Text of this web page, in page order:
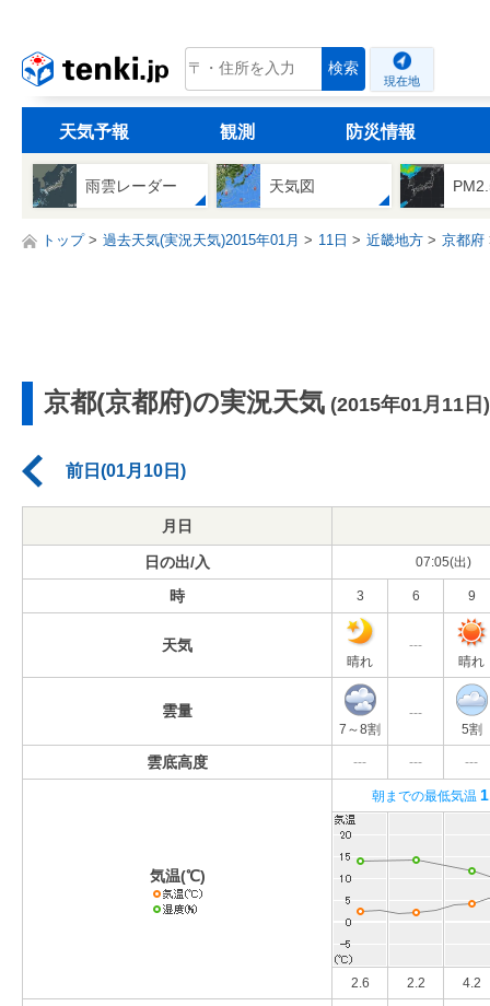
tenki.jp 検索
現在地
天気予報 観測 防災情報
雨雲レーダー 天気図
トップ 過去天気(実況天気)2015年01月 11日 近畿地方 京都府
京都(京都府)の実況天気 (2015年01月11日)
前日(01月10日)
月日
日の出/入 07:05(出)
時 3 6 9
天気
晴れ
---
晴れ
雲量
7～8割
---
5割
雲底高度 --- --- ---
気温(℃)
朝までの最低気温
2.6 2.2 4.2